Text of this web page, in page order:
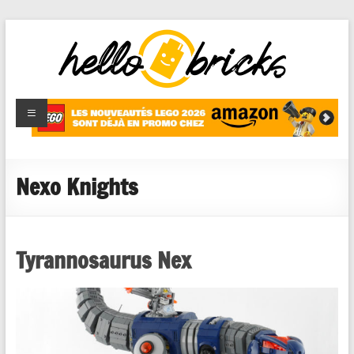
HelloBricks
Blog LEGO,
nouveaut�s
reviews
Nexo Knights
Tyrannosaurus Nex